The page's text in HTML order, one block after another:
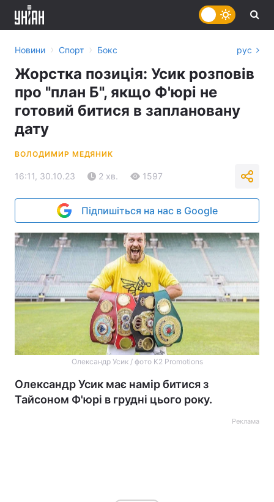
Новини › Спорт › Бокс рус
Жорстка позиція: Усик розповів
про "план Б", якщо Ф'юрі не
готовий битися в заплановану
дату
ВОЛОДИМИР МЕДЯНИК
16:11, 30.10.23 2 хв. 1597
Підпишіться на нас в Google
Олександр Усик / фото K2 Promotions
Олександр Усик має намір битися з
Тайсоном Ф'юрі в грудні цього року.
Реклама